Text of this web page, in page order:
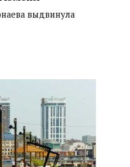
выдвинула